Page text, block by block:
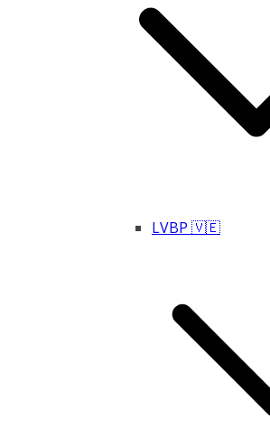
LVBP 🇻🇪